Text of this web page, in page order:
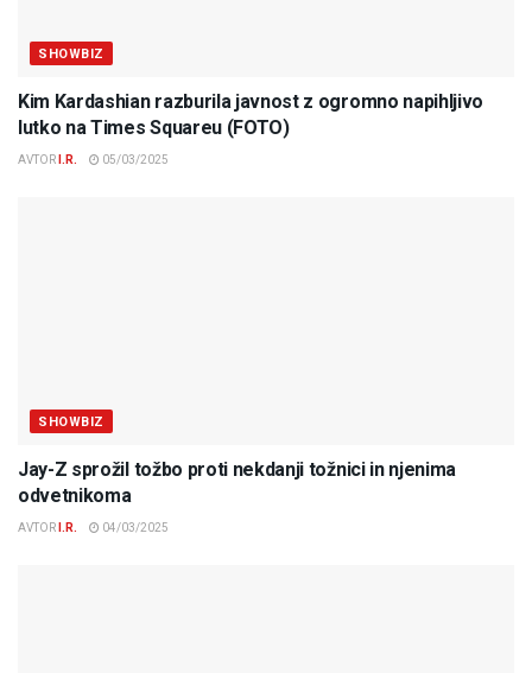
SHOWBIZ
Kim Kardashian razburila javnost z ogromno napihljivo
lutko na Times Squareu (FOTO)
AVTOR I.R. 05/03/2025
SHOWBIZ
Jay-Z sprožil tožbo proti nekdanji tožnici in njenima
odvetnikoma
AVTOR I.R. 04/03/2025